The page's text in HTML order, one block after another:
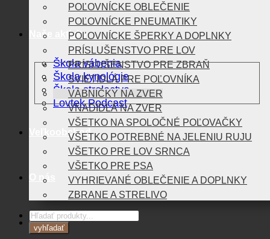
Naše aktivity
Škola vábenia
Škola kynológie
Škola strelectva
Lovtek Podcast
Veľkoobchod
O nás
Blog
POĽOVNÍCKE OBLEČENIE
POĽOVNÍCKE PNEUMATIKY
POĽOVNÍCKE ŠPERKY A DOPLNKY
PRÍSLUŠENSTVO PRE LOV
PRÍSLUŠENSTVO PRE ZBRAŇ
SVIETIDLÁ PRE POĽOVNÍKA
VÁBNIČKY NA ZVER
VNADIDLÁ NA ZVER
VŠETKO NA SPOLOČNÉ POĽOVAČKY
VŠETKO POTREBNÉ NA JELENIU RUJU
VŠETKO PRE LOV SRNCA
VŠETKO PRE PSA
VYHRIEVANÉ OBLEČENIE A DOPLNKY
ZBRANE A STRELIVO
Products
search
vyhľadať